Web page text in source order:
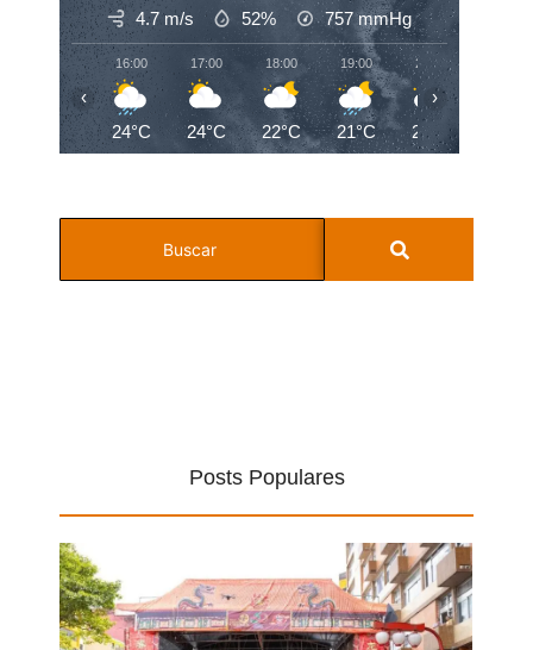
4.7 m/s 52% 757mmHg
16:00
24°C
17:00
24°C
18:00
22°C
19:00
21°C
20:00
20°C
‹ ›
Posts Populares